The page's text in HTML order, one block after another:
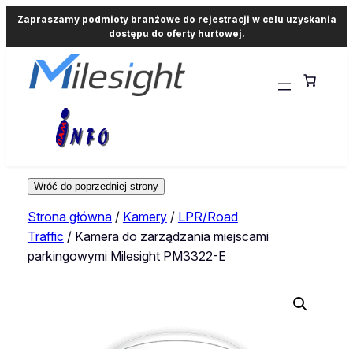
Zapraszamy podmioty branżowe do rejestracji w celu uzyskania
dostępu do oferty hurtowej.
Strona główna/ Kamery/ LPR/Road
Traffic / Kamera do zarządzania miejscami
parkingowymi Milesight PM3322-E